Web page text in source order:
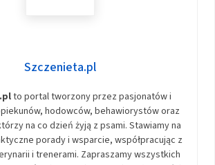
Szczenieta.pl
to portal tworzony przez pasjonatów i
hodowców, behawiorystów oraz
na co dzień żyją z psami. Stawiamy na
porady i wsparcie, współpracując z
i trenerami. Zapraszamy wszystkich